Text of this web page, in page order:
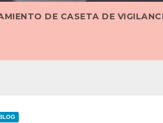
DE CASETA DE